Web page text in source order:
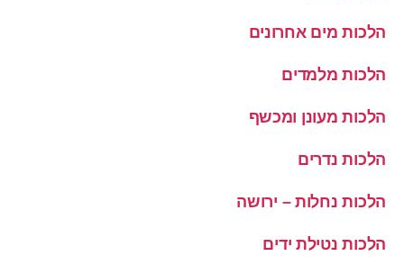
הלכות מים אחרונים
הלכות מלמדים
הלכות מעונן ומכשף
הלכות נדרים
הלכות נחלות – ירושה
הלכות נטילת ידים